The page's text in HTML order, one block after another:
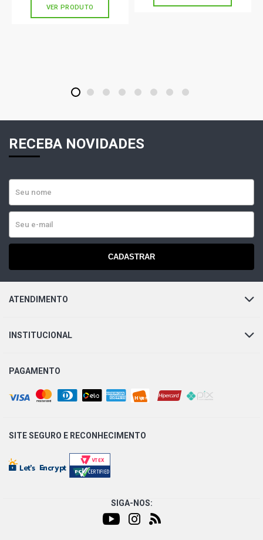
VER PRODUTO
1 2 3 4 5 6 7 8
RECEBA NOVIDADES
CADASTRAR
ATENDIMENTO
INSTITUCIONAL
PAGAMENTO
SITE SEGURO E RECONHECIMENTO
SIGA-NOS: